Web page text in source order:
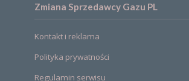
Zmiana Sprzedawcy Gazu PL
Kontakt i reklama
Polityka prywatności
Regulamin serwisu